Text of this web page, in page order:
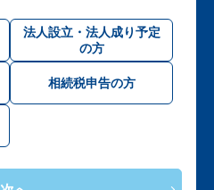
法人設立・法人成り予定
の方
相続税申告の方